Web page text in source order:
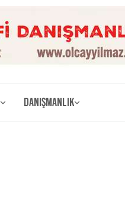
Danışmanlık